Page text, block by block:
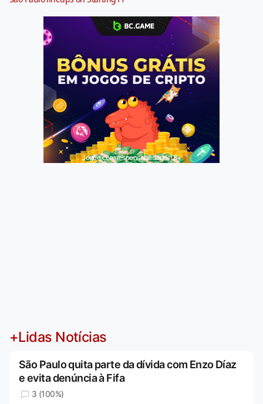
Jogue com responsabilidade. 18+
+Lidas Notícias
São Paulo quita parte da dívida com Enzo Díaz
e evita denúncia à Fifa
3 (100%)